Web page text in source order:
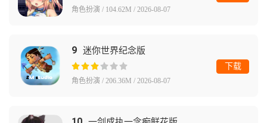
角色扮演 / 104.62M / 2026-08-07
9 迷你世界纪念版
角色扮演 / 206.36M / 2026-08-07
下载